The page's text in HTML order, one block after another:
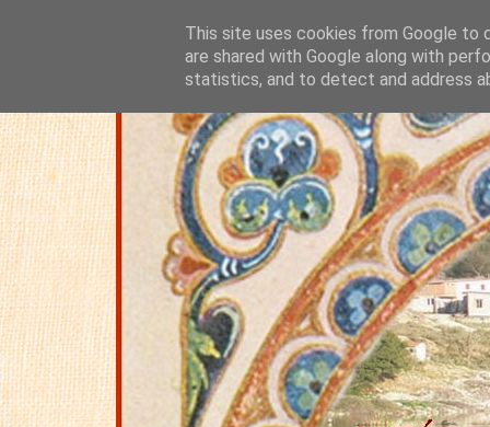
This site uses cookies from Google to
are shared with Google along with
statistics, and to detect and address